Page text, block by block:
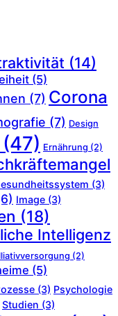
(14)
(5)
(7) Corona
(7) Design
(47) Ernährung (2)
(3)
Image (3)
(18)
Intelligenz
(2)
(5)
(3) Psychologie
Studien (3)